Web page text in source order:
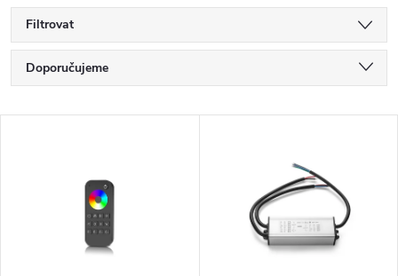
Filtrovat
Ř
a
Doporučujeme